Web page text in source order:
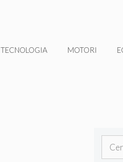
TECNOLOGIA MOTORI
Ricerca